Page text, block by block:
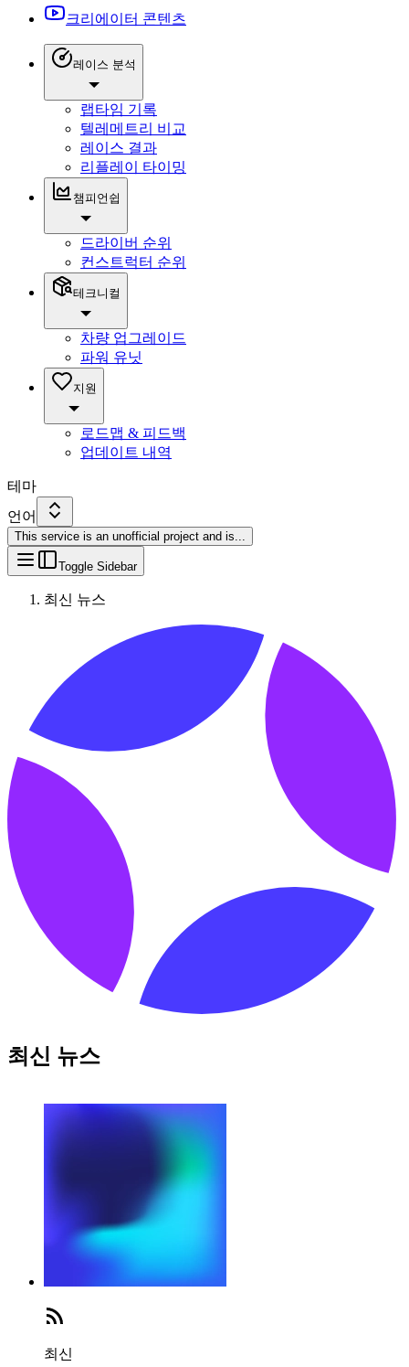
크리에이터 콘텐츠
레이스 분석
랩타임 기록
텔레메트리 비교
레이스 결과
리플레이 타이밍
챔피언쉽
드라이버 순위
컨스트럭터 순위
테크니컬
차량 업그레이드
파워 유닛
지원
로드맵 & 피드백
업데이트 내역
테마
언어
This service is an unofficial project and is...
Toggle Sidebar
최신 뉴스
최신 뉴스
최신